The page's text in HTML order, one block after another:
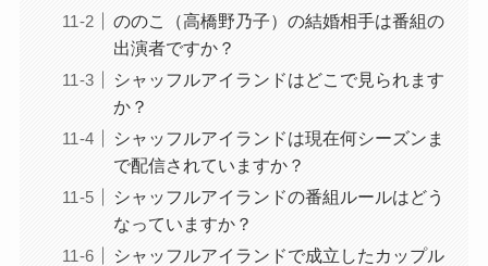
ののこ（高橋野乃子）の結婚相手は番組の
出演者ですか？
シャッフルアイランドはどこで見られます
か？
シャッフルアイランドは現在何シーズンま
で配信されていますか？
シャッフルアイランドの番組ルールはどう
なっていますか？
シャッフルアイランドで成立したカップル